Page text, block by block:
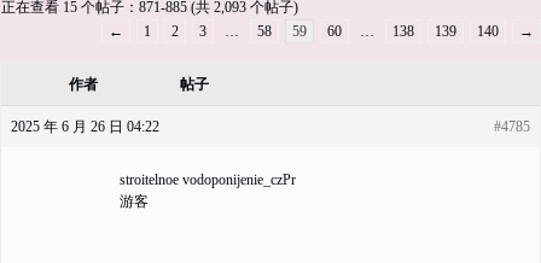
正在查看 15 个帖子：871-885 (共 2,093 个帖子)
←
1 2 3 … 58 59 60 … 138 139 140 →
作者 帖子
2025 年 6 月 26 日 04:22 #4785
stroitelnoe vodoponijenie_czPr
游客